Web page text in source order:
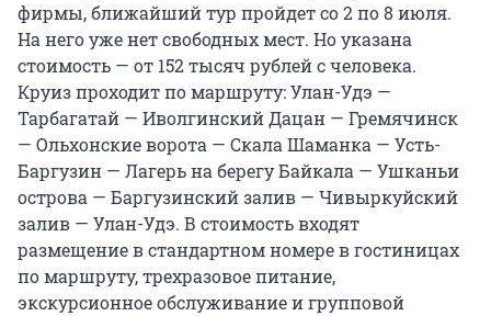
фирмы, ближайший тур пройдет со 2 по 8 июля.
На него уже нет свободных мест. Но указана
стоимость — от 152 тысяч рублей с человека.
Круиз проходит по маршруту: Улан-Удэ —
Тарбагатай — Иволгинский Дацан — Гремячинск
— Ольхонские ворота — Скала Шаманка — Усть-
Баргузин — Лагерь на берегу Байкала — Ушканьи
острова — Баргузинский залив — Чивыркуйский
залив — Улан-Удэ. В стоимость входят
размещение в стандартном номере в гостиницах
по маршруту, трехразовое питание,
экскурсионное обслуживание и групповой